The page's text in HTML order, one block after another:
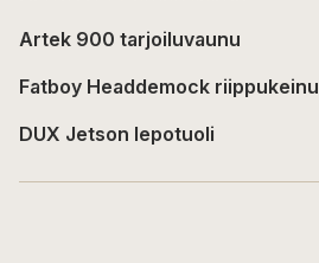
Artek 900 tarjoiluvaunu
Fatboy Headdemock riippukeinu
DUX Jetson lepotuoli